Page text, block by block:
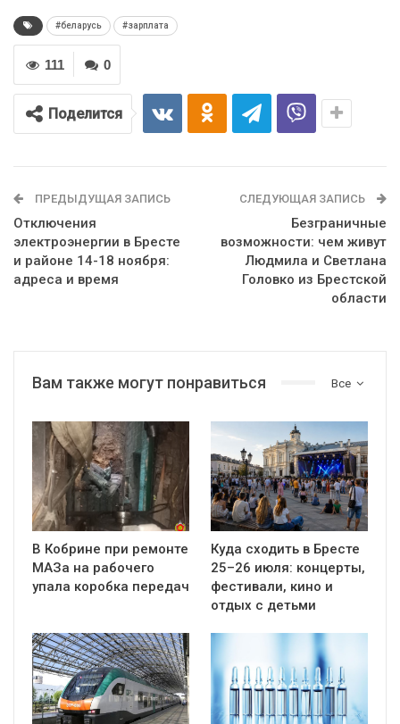
#беларусь #зарплата
0
111
Поделится
ПРЕДЫДУЩАЯ ЗАПИСЬ
Отключения
электроэнергии в Бресте
и районе 14-18 ноября:
адреса и время
СЛЕДУЮЩАЯ ЗАПИСЬ
Безграничные
возможности: чем живут
Людмила и Светлана
Головко из Брестской
области
Все
Вам также могут понравиться
В Кобрине при ремонте
МАЗа на рабочего
упала коробка передач
Куда сходить в Бресте
25–26 июля: концерты,
фестивали, кино и
отдых с детьми